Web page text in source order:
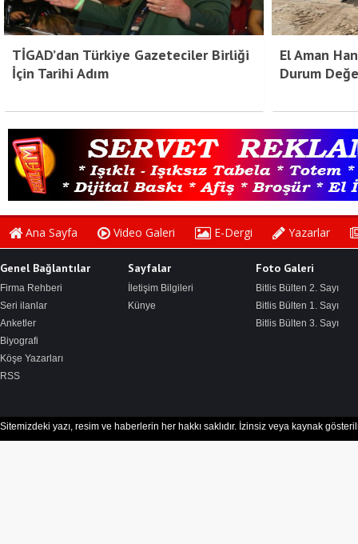
TİGAD’dan Türkiye Gazeteciler Birliği
İçin Tarihi Adım
El Aman
Durum
Ana Sayfa Video Galeri E-Dergi Yazarlar
Genel Bağlantılar
Firma Rehberi
Seri ilanlar
Anketler
Biyografi
Köşe Yazarları
RSS
Sayfalar
İletişim Bilgileri
Künye
Foto Galeri
Bitlis Bülten 2. Sayı
Bitlis Bülten 1. Sayı
Bitlis Bülten 3. Sayı
Sitemizdeki yazı, resim ve haberlerin her hakkı saklıdır. İzinsiz veya kaynak